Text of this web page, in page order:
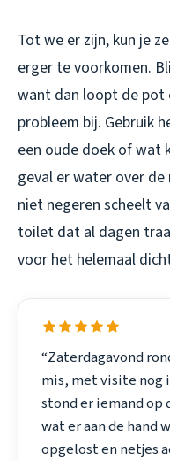
Tot we er zijn, kun je
erger te voorkomen.
want dan loopt de pot
probleem bij. Gebruik
een oude doek of wat
geval er water over
niet negeren scheelt
toilet dat al dagen
voor het helemaal
“Zaterdagavond
mis, met visite nog
stond er iemand
wat er aan de hand
opgelost en netjes